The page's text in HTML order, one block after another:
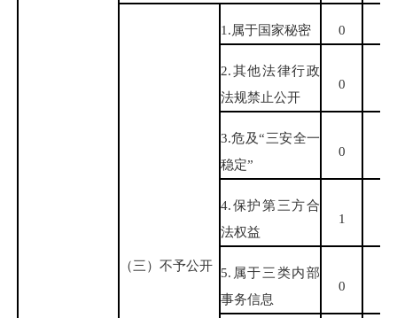
（三）不予公开
1.属于国家秘密 0
2.其他法律行政
法规禁止公开
0
3.危及“三安全一
稳定”
0
4.保护第三方合
法权益
1
5.属于三类内部
事务信息
0